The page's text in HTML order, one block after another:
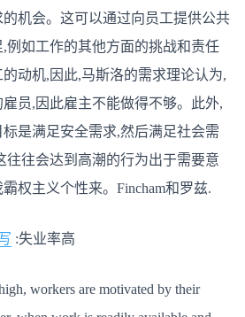
业
率
高
机会。这可以通过向员工提供公共
例如工作的其他方面的挑战和责任
动机,因此,马斯洛的需求理论认为,
员,因此雇主不能做得不够。此外,
是满足安全需求,然后满足社会需
往往会达到高潮的行为出于需要意
权主义个性来。Fincham和罗兹.
:失业率高
workers are motivated by their